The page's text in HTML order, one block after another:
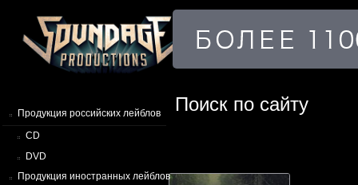
Продукция российских лейблов
CD
DVD
Продукция иностранных лейблов
Поиск по сайту